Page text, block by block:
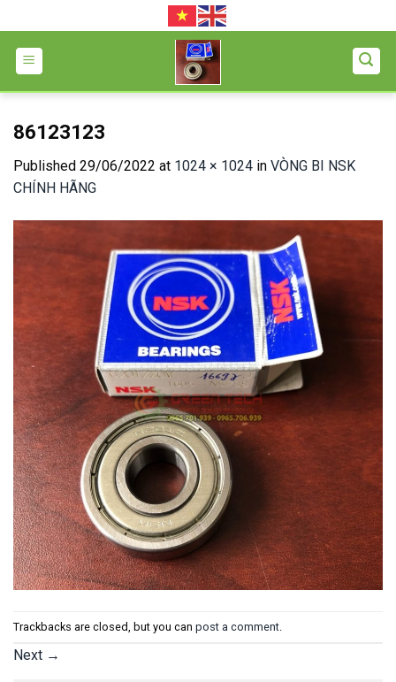
to
content
86123123
Published 29/06/2022 at 1024 × 1024 in VÒNG BI NSK
CHÍNH HÃNG
Trackbacks are closed, but you can post a comment
Next →